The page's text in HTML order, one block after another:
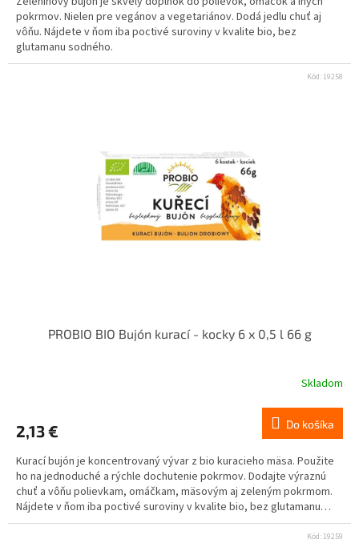
pokrmov. Nielen pre vegánov a vegetariánov. Dodá jedlu chuť aj
vôňu. Nájdete v ňom iba poctivé suroviny v kvalite bio, bez
glutamanu sodného.
PROBIO BIO Bujón kurací - kocky 6 x 0,5 l 66 g
Skladom
2,13 € Do košíka
Kurací bujón je koncentrovaný vývar z bio kuracieho mäsa. Použite
ho na jednoduché a rýchle dochutenie pokrmov. Dodajte výraznú
chuť a vôňu polievkam, omáčkam, mäsovým aj zeleným pokrmom.
Nájdete v ňom iba poctivé suroviny v kvalite bio, bez glutamanu
sodného.
Kód: 19258
Kód: 19259